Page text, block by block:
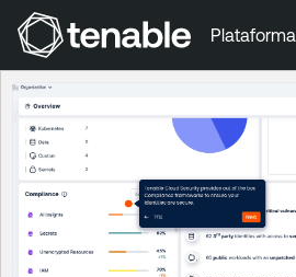
Pular para a navegação principal
Ir para o conteúdo principal
Ir para o fim
Plataforma